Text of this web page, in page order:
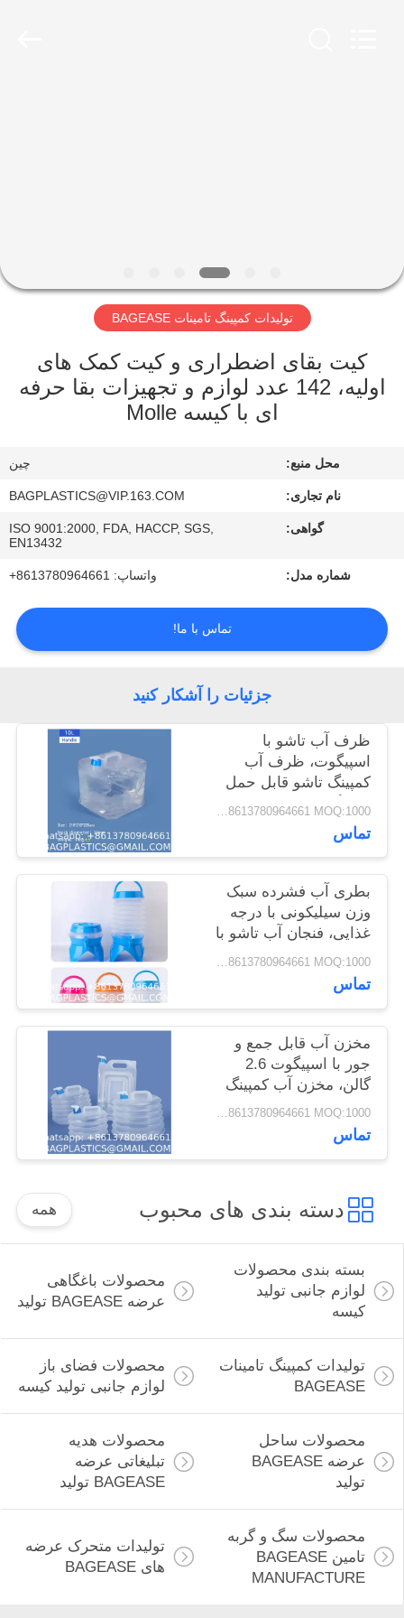
ما
کارخانه
تماس
درخواست
قول
نقشه
سایت
PRIVACY
POLICY
تولیدات کمپینگ تامینات BAGEASE
کیت بقای اضطراری و کیت کمک های
اولیه، 142 عدد لوازم و تجهیزات بقا حرفه
ای با کیسه Molle
محل منبع: چین
نام تجاری: BAGPLASTICS@VIP.163.COM
گواهی:
ISO 9001:2000, FDA, HACCP, SGS,
EN13432
شماره مدل: واتساپ: 8613780964661+
تماس با ما!
جزئیات را آشکار کنید
ظرف آب تاشو با
اسپیگوت، ظرف آب
کمپینگ تاشو قابل حمل
کمپینگ ذخیره سازی
باربری قوطی برای خارج
از منزل پیاده روی کیت
Negotiable BAGPLASTICS@GMAIL.COM WHATSAPP:+8613780964661 MOQ:1000 قطعه اسکایپ: mydearneil
تماس
بطری آب فشرده سبک
وزن سیلیکونی با درجه
غذایی، فنجان آب تاشو با
درب برای خانه، مسافرت
در فضای باز، بطری آب
تاشو، بطری مسافرتی
سیلیکونی تاشو
Negotiable BAGPLASTICS@GMAIL.COM WHATSAPP:+8613780964661 MOQ:1000 قطعه اسکایپ: mydearneil
تماس
مخزن آب قابل جمع و
جور با اسپیگوت 2.6
گالن، مخزن آب کمپینگ
قابل جمع و جور مخزن
آب قابل حمل مخزن آب
برای پیاده روی،
Negotiable BAGPLASTICS@GMAIL.COM WHATSAPP:+8613780964661 MOQ:1000 قطعه اسکایپ: mydearneil
تماس
دسته بندی های محبوب همه
بسته بندی محصولات
لوازم جانبی تولید
کیسه
محصولات باغگاهی
عرضه BAGEASE تولید
تولیدات کمپینگ تامینات
BAGEASE
محصولات فضای باز
لوازم جانبی تولید کیسه
محصولات ساحل
عرضه BAGEASE
تولید
محصولات هدیه
تبلیغاتی عرضه
BAGEASE تولید
محصولات سگ و گربه
تامین BAGEASE
MANUFACTURE
تولیدات متحرک عرضه
های BAGEASE